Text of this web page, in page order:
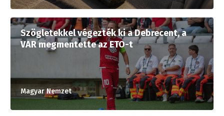
Szögletekkel végezték ki a Debrecent, a
VAR megmentette az ETO-t
Magyar Nemzet